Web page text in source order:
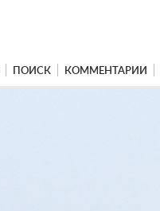
ПОИСК КОММЕНТАРИИ